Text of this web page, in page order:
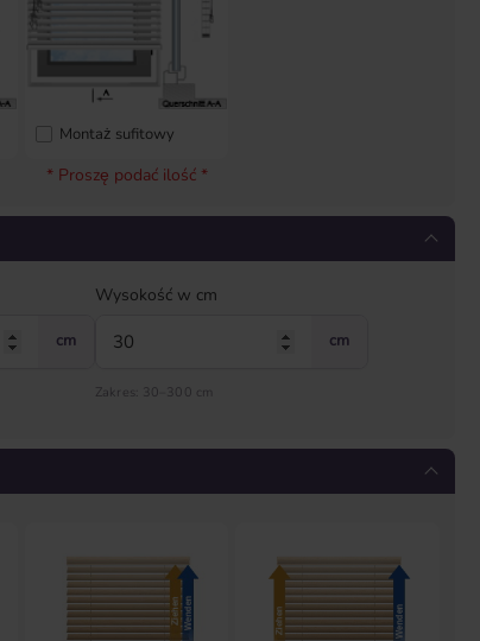
Montaż sufitowy
* Proszę podać ilość *
cm
Wysokość w cm
cm
Zakres: 30–300 cm